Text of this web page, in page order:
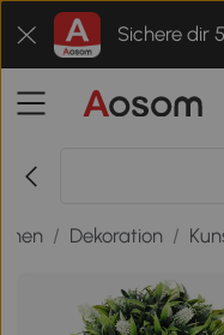
Sichere dir
/ Dekoration /